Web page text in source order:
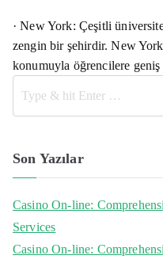
· New York: Çeşitli
zengin bir şehirdir. New
konumuyla öğrencilere
Son Yazılar
Casino On-line:
Services
Casino On-line: